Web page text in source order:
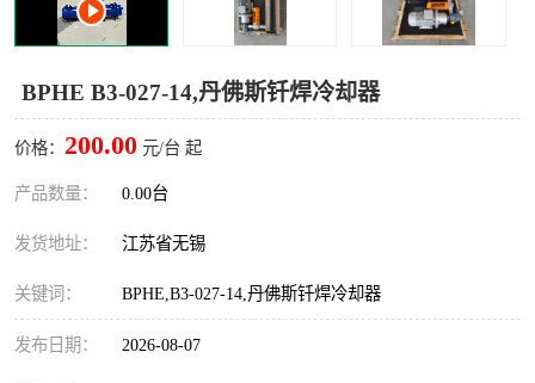
BPHE B3-027-14,丹佛斯钎焊冷却器
价格： 200.00 元/台 起
产品数量： 0.00台
发货地址： 江苏省无锡
关键词： BPHE,B3-027-14,丹佛斯钎焊冷却器
发布日期： 2026-08-07